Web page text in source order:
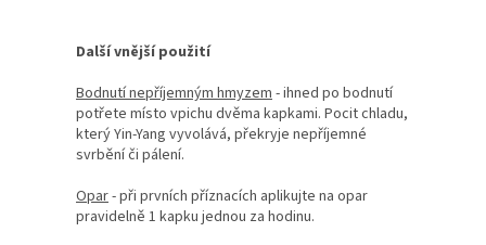
Další vnější použití
Bodnutí nepříjemným hmyzem - ihned po bodnutí
potřete místo vpichu dvěma kapkami. Pocit chladu,
který Yin-Yang vyvolává, překryje nepříjemné
svrbění či pálení.
Opar- při prvních příznacích aplikujte na opar
pravidelně 1 kapku jednou za hodinu.